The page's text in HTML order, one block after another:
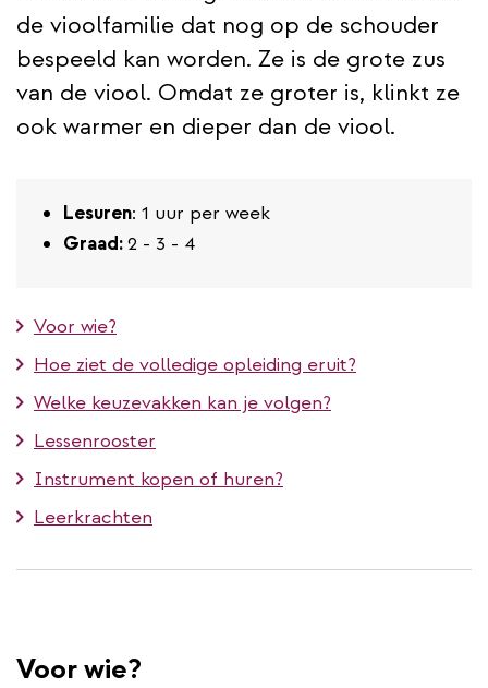
de vioolfamilie dat nog op de schouder
bespeeld kan worden. Ze is de grote zus
van de viool. Omdat ze groter is, klinkt ze
ook warmer en dieper dan de viool.
Lesuren: 1 uur per week
Graad:2 - 3 - 4
Voor wie?
Hoe ziet de volledige opleiding eruit?
Welke keuzevakken kan je volgen?
Lessenrooster
Instrument kopen of huren?
Leerkrachten
Voor wie?